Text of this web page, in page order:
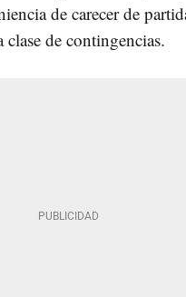
de carecer de
clase de contingencias.